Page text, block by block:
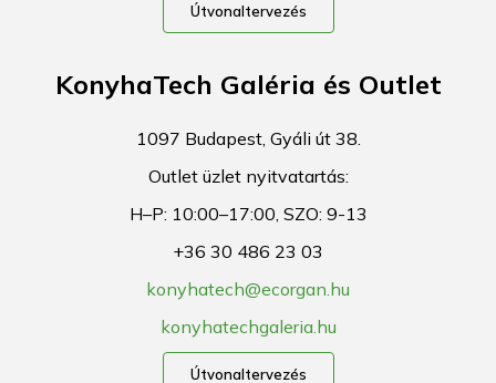
Útvonaltervezés
KonyhaTech Galéria és Outlet
1097 Budapest, Gyáli út 38.
Outlet üzlet nyitvatartás:
H–P: 10:00–17:00, SZO: 9-13
+36 30 486 23 03
konyhatech@ecorgan.hu
konyhatechgaleria.hu
Útvonaltervezés